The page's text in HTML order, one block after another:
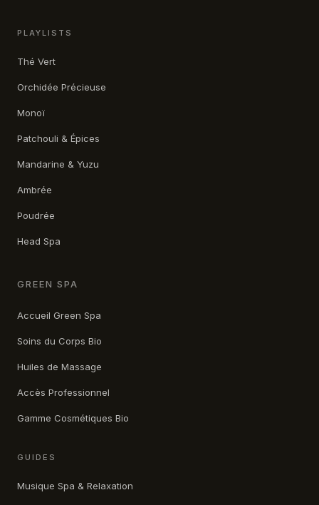
PLAYLISTS
Thé Vert
Orchidée Précieuse
Monoï
Patchouli & Épices
Mandarine & Yuzu
Ambrée
Poudrée
Head Spa
GREEN SPA
Accueil Green Spa
Soins du Corps Bio
Huiles de Massage
Accès Professionnel
Gamme Cosmétiques Bio
GUIDES
Musique Spa & Relaxation